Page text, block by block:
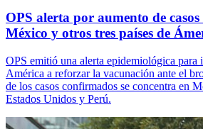
OPS alerta por aumento de
México y otros tres países de
OPS emitió una alerta epidemiológica para
América a reforzar la vacunación ante el
de los casos confirmados se concentra en
Estados Unidos y Perú.